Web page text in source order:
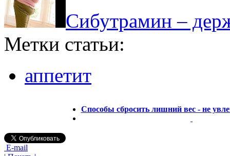
Сибутрамин –
Метки статьи:
аппетит
Способы сбросить лишний вес - не
E-mail